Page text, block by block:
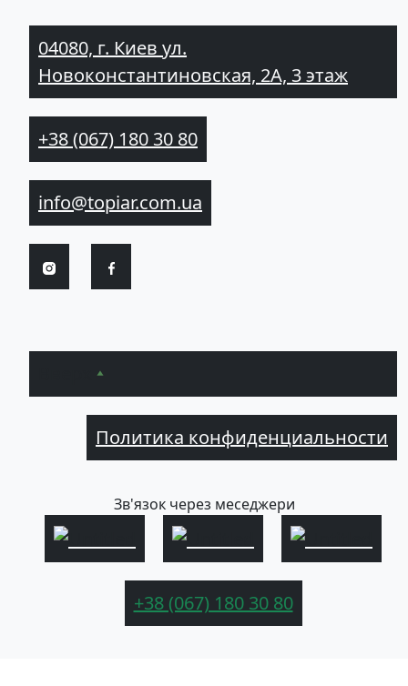
04080, г. Киев ул.
Новоконстантиновская, 2А, 3 этаж
+38 (067) 180 30 80
info@topiar.com.ua
Политика конфиденциальности
Зв'язок через меседжери
+38 (067) 180 30 80